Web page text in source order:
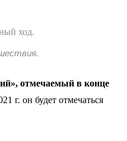
отмечаемый в конце
г. он будет отмечаться